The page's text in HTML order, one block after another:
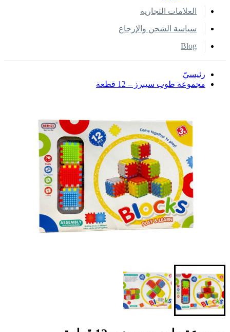
العلامات التجارية
سياسة الشحن والإرجاع
Blog
رئيسيّ
مجموعة طوب سيبرز – 12 قطعة